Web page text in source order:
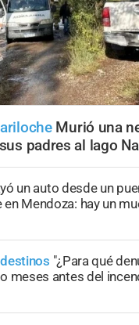
Murió una
padres al lago
un auto desde un
Mendoza: hay un
"¿Para qué
meses antes del